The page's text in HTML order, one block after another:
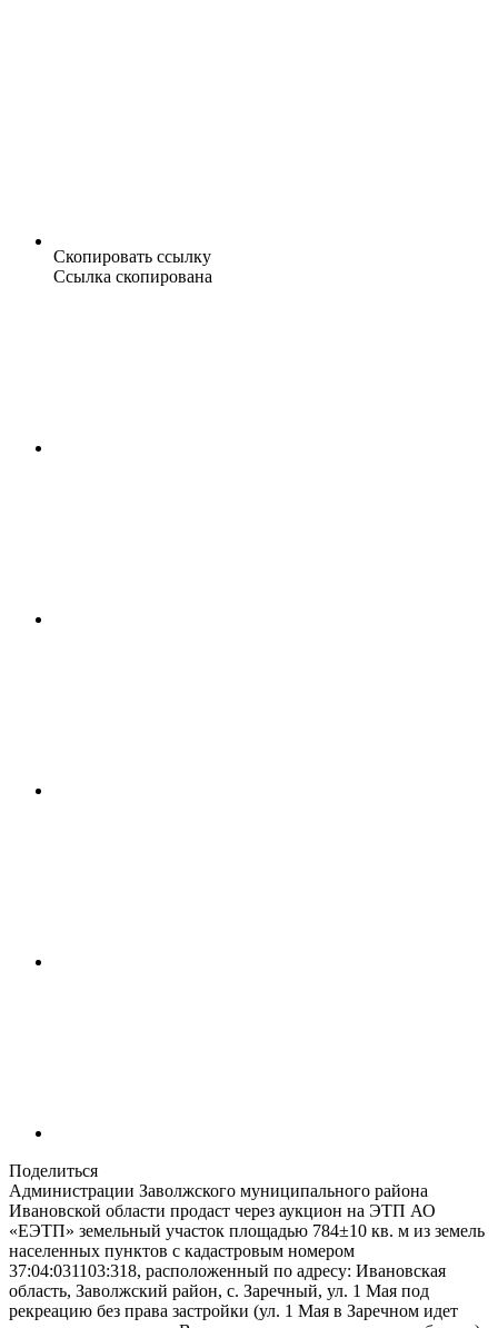
Скопировать ссылку
Ссылка скопирована
Поделиться
Администрации Заволжского муниципального района
Ивановской области продаст через аукцион на ЭТП АО
«ЕЭТП» земельный участок площадью 784±10 кв. м из земель
населенных пунктов с кадастровым номером
37:04:031103:318, расположенный по адресу: Ивановская
область, Заволжский район, с. Заречный, ул. 1 Мая под
рекреацию без права застройки (ул. 1 Мая в Заречном идет